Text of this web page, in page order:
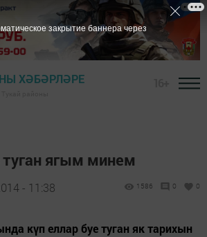
ХӘБӘРЛӘРЕ
ягым минем
- 11:38 1586 0 0
күп еллар буе туган як тарихын
закрытие баннера через